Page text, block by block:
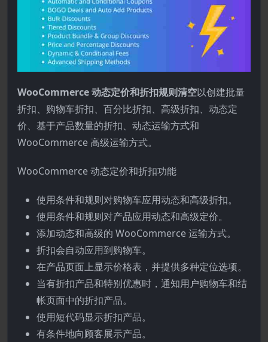
WooCommerce 动态定价和折扣规则清空以创建批量
折扣、购物车折扣、百分比折扣、高级折扣、动态定
价、基于产品数量的折扣、动态运输方式和
WooCommerce 高级运输方式。
WooCommerce 动态定价和折扣功能
使用条件和规则对购物车应用动态和高级折扣。
使用条件和规则对产品应用动态和高级定价。
添加动态和高级的 WooCommerce 运输方式。
折扣会自动应用到购物车。
在产品页面上显示价格表，并提供多种定位选项。
当有折扣产品和特别优惠时，通知用户购物车和结
帐页面中的折扣产品。
使用短代码显示折扣产品。
有条件地向顾客展示产品。